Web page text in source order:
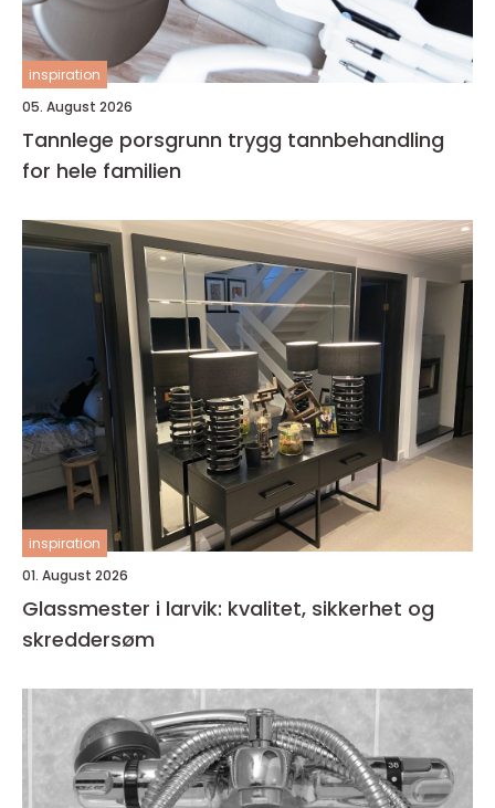
inspiration
05. August 2026
Tannlege porsgrunn trygg tannbehandling
for hele familien
inspiration
01. August 2026
Glassmester i larvik: kvalitet, sikkerhet og
skreddersøm